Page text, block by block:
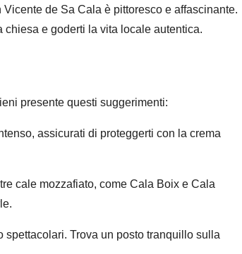
Vicente de Sa Cala è pittoresco e affascinante.
e goderti la vita locale autentica.
presente questi suggerimenti:
assicurati di proteggerti con la crema
cale mozzafiato, come Cala Boix e Cala
spettacolari. Trova un posto tranquillo sulla